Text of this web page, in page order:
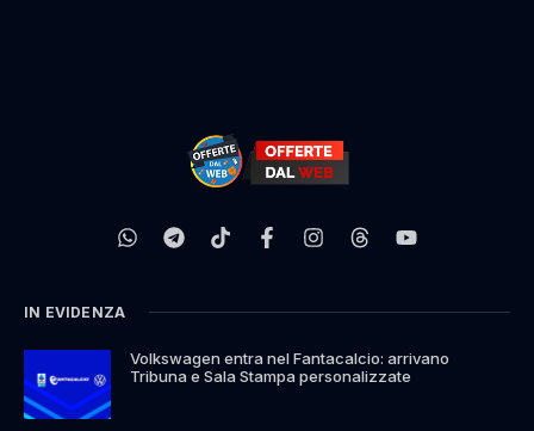
IN EVIDENZA
Volkswagen entra nel Fantacalcio: arrivano
Tribuna e Sala Stampa personalizzate